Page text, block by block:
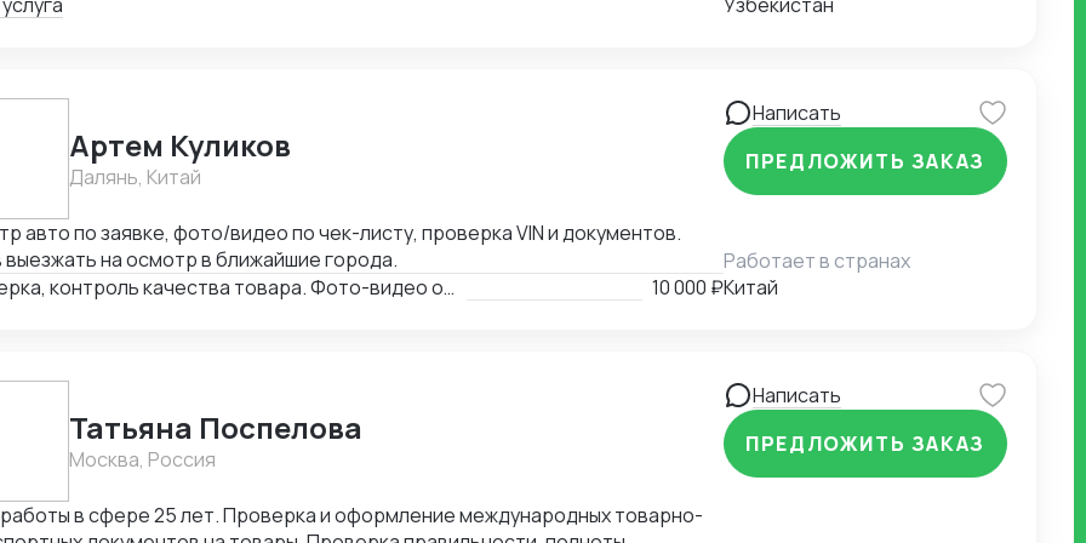
Артем Куликов
Далянь, Китай
авто по заявке, фото/видео по чек-листу, проверка VIN и документов.
выезжать на осмотр в ближайшие города.
Проверка, контроль качества товара. Фото-видео отчет
10 000 ₽
Написать
ПРЕДЛОЖИТЬ ЗАКАЗ
Работает в странах
Китай
Татьяна Поспелова
Москва, Россия
в сфере 25 лет. Проверка и оформление международных товарно-
Написать
ПРЕДЛОЖИТЬ ЗАКАЗ